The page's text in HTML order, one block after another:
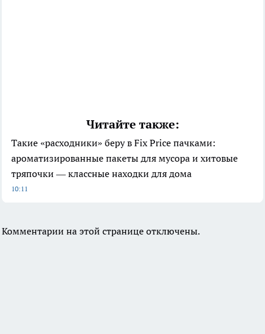
Читайте также:
Такие «расходники» беру в Fix Price пачками:
ароматизированные пакеты для мусора и хитовые
тряпочки — классные находки для дома
10:11
Комментарии на этой странице отключены.